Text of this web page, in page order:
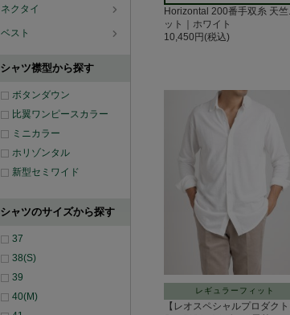
ネクタイ
ベスト
シャツ襟型から探す
ボタンダウン
比翼ワンピースカラー
ミニカラー
ホリゾンタル
新型セミワイド
シャツのサイズから探す
37
38(S)
39
40(M)
Horizontal 200番手双糸 天竺
ット｜ホワイト
10,450円(税込)
レギュラーフィット
【レオスペシャルプロダクト